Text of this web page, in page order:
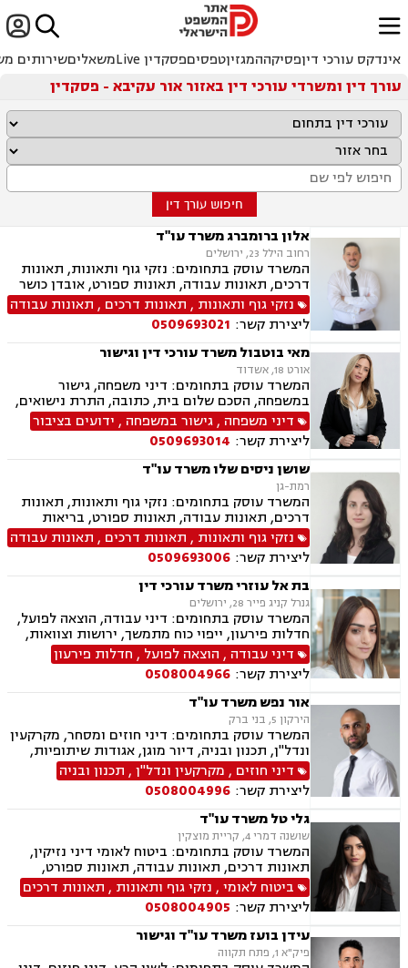

ﱐ
אינדקס עורכי דיןפסיקההמגזיןטפסיםפסקדין Live משאליםשירותים
עורך דין ומשרדי עורכי דין באזור אור עקיבא - פסקדין
חיפוש עורך דין
אלון ברומברג משרד עו"ד
רחוב הילל 23, ירושלים
המשרד עוסק בתחומים: נזקי גוף ותאונות, תאונות
דרכים, תאונות עבודה, תאונות ספורט, אובדן כושר
עבודה, תאונות תלמידים, רשלנות רפואית, רשלנות
רפואית- הריון ולידה, ביטוח לאומי
נזקי גוף ותאונות , תאונות דרכים , תאונות עבודה
ליצירת קשר: 0509693021
מאי בוטבול משרד עורכי דין וגישור
אורט 18, אשדוד
המשרד עוסק בתחומים: דיני משפחה, גישור
במשפחה, הסכם שלום בית, כתובה, התרת נישואים,
ידועים בציבור, אפוטרופסות, הסכמי ממון, מזונות,
גירושין, הורות חד מינית, נישואים אזרחיים, חלוקת
רכוש, תיאום הורי, זמני שהות (החזקת ילדים), ניכור
הורי, ייפוי כוח מתמשך, ירושות וצוואות
דיני משפחה ,גישור במשפחה , ידועים בציבור
ליצירת קשר: 0509693014
שושן ניסים שלו משרד עו"ד
רמת-גן
המשרד עוסק בתחומים: נזקי גוף ותאונות, תאונות
דרכים, תאונות עבודה, תאונות ספורט, בריאות
הנפש, אובדן כושר עבודה, תאונות תלמידים, תאונות
עקב רשלנות, רשלנות רפואית, רשלנות רפואית-
הריון ולידה, רשלנות רפואית - רפואת שיניים, ביטוח
לאומי
נזקי גוף ותאונות , תאונות דרכים , תאונות עבודה
ליצירת קשר: 0509693006
בת אל עוזרי משרד עורכי דין
גנרל קניג פייר 28, ירושלים
המשרד עוסק בתחומים: דיני עבודה, הוצאה לפועל,
חדלות פירעון, ייפוי כוח מתמשך, ירושות וצוואות,
ביטוח לאומי
דיני עבודה , הוצאה לפועל , חדלות פירעון
ליצירת קשר: 0508004966
אור נפש משרד עו"ד
הירקון 5, בני ברק
המשרד עוסק בתחומים: דיני חוזים ומסחר, מקרקעין
ונדל"ן, תכנון ובניה, דיור מוגן, אגודות שיתופיות,
ליקויי בנייה מושבים וקיבוצים, פינוי בינוי, קבוצות
רכישה, עסקאות מכר דירה, פינוי מושכר, הפקעת
קרקעות, מגרשים לבניה דיירות מוגנת, נחלות
ומשקים במושבים, רשות מקרקעי ישראל, צווי
הריסה, רישום קבלנים, בתים משותפים נדל"ן
ביהודה ושומרון, דיני תאגידים, אזרחי מסחרי, נזקי
רכוש.
דיני חוזים , מקרקעין ונדל"ן, תכנון ובניה
ליצירת קשר: 0508004996
גלי טל משרד עו"ד
שושנה דמרי 4, קריית מוצקין
המשרד עוסק בתחומים: ביטוח לאומי דיני נזיקין,
תאונות דרכים, תאונות עבודה, תאונות ספורט,
בריאות הנפש אובדן כושר עבודה, תאונות תלמידים,
תאונות עקב רשלנות, צבא ומשרד הביטחון.
ביטוח לאומי, נזקי גוף ותאונות , תאונות דרכים
ליצירת קשר: 0508004905
עידן בועז משרד עו"ד וגישור
פיק"א 1, פתח תקווה